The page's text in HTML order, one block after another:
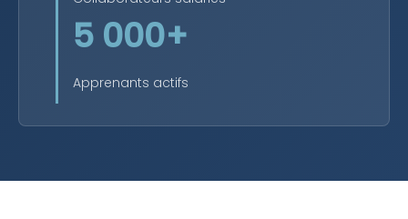
5 000+
Apprenants actifs